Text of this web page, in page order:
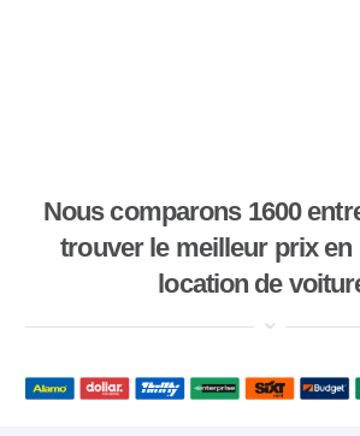
Nous comparons 1600
trouver le meilleur prix en
location de